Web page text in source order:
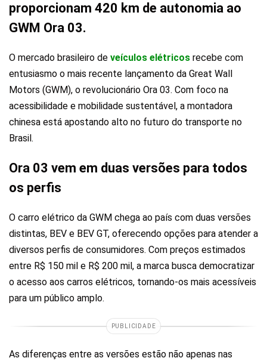
proporcionam 420 km de autonomia ao
GWM Ora 03.
O mercado brasileiro de veículos elétricos recebe com
entusiasmo o mais recente lançamento da Great Wall
Motors (GWM), o revolucionário Ora 03. Com foco na
acessibilidade e mobilidade sustentável, a montadora
chinesa está apostando alto no futuro do transporte no
Brasil.
Ora 03 vem em duas versões para todos
os perfis
O carro elétrico da GWM chega ao país com duas versões
distintas, BEV e BEV GT, oferecendo opções para atender a
diversos perfis de consumidores. Com preços estimados
entre R$ 150 mil e R$ 200 mil, a marca busca democratizar
o acesso aos carros elétricos, tornando-os mais acessíveis
para um público amplo.
PUBLICIDADE
As diferenças entre as versões estão não apenas nas